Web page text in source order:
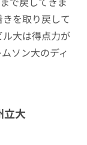
を取り戻して
大は得点力が
ソン大のディ
立大